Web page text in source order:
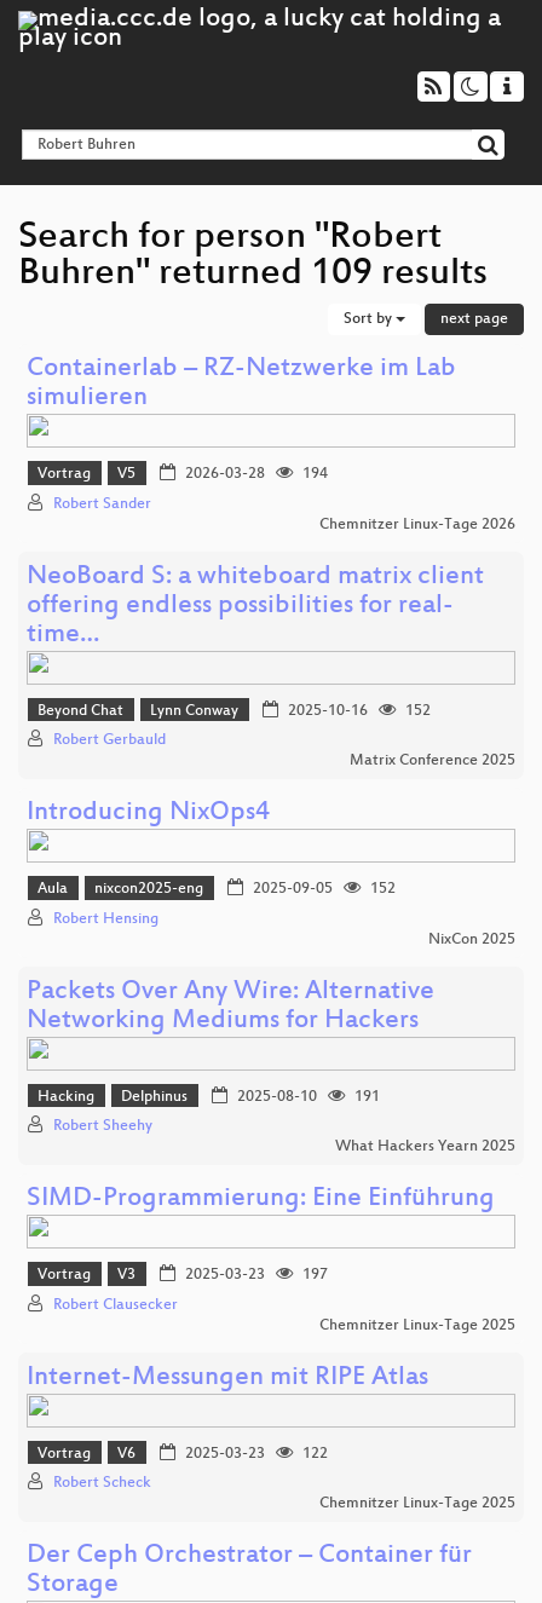
Search for person "Robert
Buhren" returned 109 results
Sort by next page
Containerlab – RZ-Netzwerke im Lab
simulieren
Vortrag V5 2026-03-28
194
Robert Sander
Chemnitzer Linux-Tage 2026
NeoBoard S: a whiteboard matrix client
offering endless possibilities for real-
time…
Beyond Chat Lynn Conway 2025-10-16
152
Robert Gerbauld
Matrix Conference 2025
Introducing NixOps4
Aula nixcon2025-eng 2025-09-05
152
Robert Hensing
NixCon 2025
Packets Over Any Wire: Alternative
Networking Mediums for Hackers
Hacking Delphinus 2025-08-10
191
Robert Sheehy
What Hackers Yearn 2025
SIMD-Programmierung: Eine Einführung
Vortrag V3 2025-03-23
197
Robert Clausecker
Chemnitzer Linux-Tage 2025
Internet-Messungen mit RIPE Atlas
Vortrag V6 2025-03-23
122
Robert Scheck
Chemnitzer Linux-Tage 2025
Der Ceph Orchestrator – Container für
Storage